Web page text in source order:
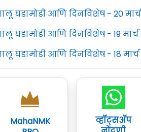
घडामोडी आणि दिनविशेष - 20
घडामोडी आणि दिनविशेष - 19 मार्च
घडामोडी आणि दिनविशेष - 18
MahaNMK
व्हॉट्सॲप